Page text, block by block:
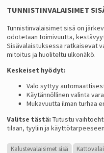
TUNNISTINVALAISIMET
Tunnistinvalaisimet sisä on
odotetaan toimivuutta,
Sisävalaistuksessa ratkaisevat
mitoitus ja huoliteltu ulkonäkö.
Keskeiset hyödyt:
Valo syttyy
Käytännöllinen valinta
Mukavuutta ilman turhaa
Valitse tästä: Tutustu
tilaan, tyyliin ja
Kalustevalaisimet sisä